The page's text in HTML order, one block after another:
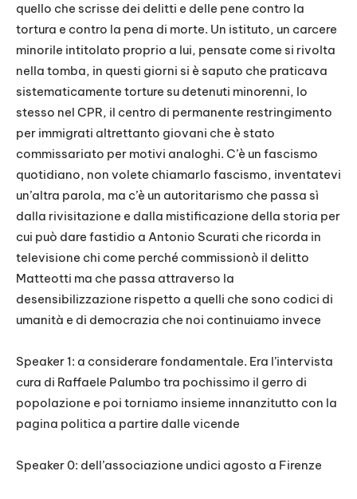
quello che scrisse dei delitti e delle pene contro la
tortura e contro la pena di morte. Un istituto, un carcere
minorile intitolato proprio a lui, pensate come si rivolta
nella tomba, in questi giorni si è saputo che praticava
sistematicamente torture su detenuti minorenni, lo
stesso nel CPR, il centro di permanente restringimento
per immigrati altrettanto giovani che è stato
commissariato per motivi analoghi. C’è un fascismo
quotidiano, non volete chiamarlo fascismo, inventatevi
un’altra parola, ma c’è un autoritarismo che passa sì
dalla rivisitazione e dalla mistificazione della storia per
cui può dare fastidio a Antonio Scurati che ricorda in
televisione chi come perché commissionò il delitto
Matteotti ma che passa attraverso la
desensibilizzazione rispetto a quelli che sono codici di
umanità e di democrazia che noi continuiamo invece
Speaker 1: a considerare fondamentale. Era l’intervista
cura di Raffaele Palumbo tra pochissimo il gerro di
popolazione e poi torniamo insieme innanzitutto con la
pagina politica a partire dalle vicende
Speaker 0: dell’associazione undici agosto a Firenze